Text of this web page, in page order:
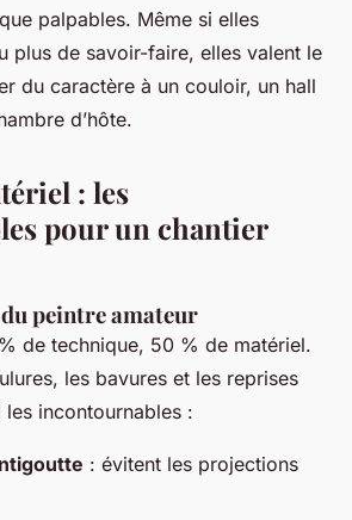
palpables. Même si elles
plus de savoir-faire, elles valent le
du caractère à un couloir, un hall
d’hôte.
: les
pour un chantier
peintre amateur
de technique, 50 % de matériel.
les bavures et les reprises
incontournables :
: évitent les projections